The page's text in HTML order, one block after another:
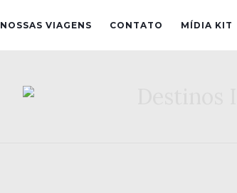
NOSSAS VIAGENS CONTATO MÍDIA KIT